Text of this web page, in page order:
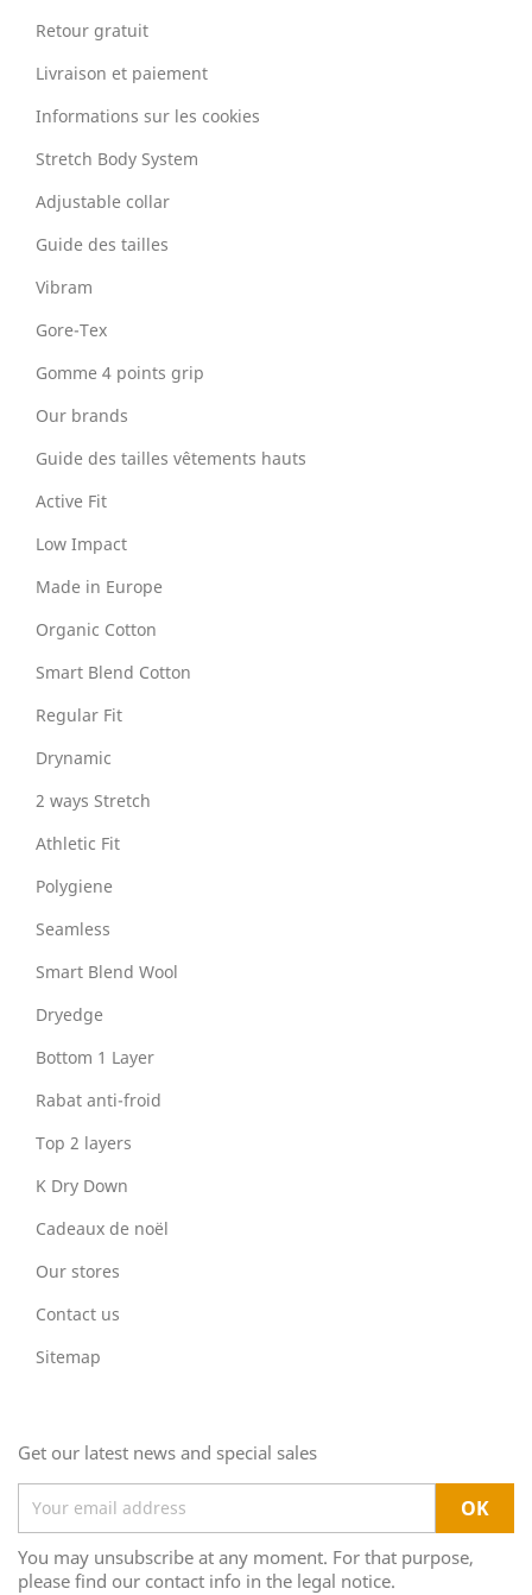
Retour gratuit
Livraison et paiement
Informations sur les cookies
Stretch Body System
Adjustable collar
Guide des tailles
Vibram
Gore-Tex
Gomme 4 points grip
Our brands
Guide des tailles vêtements hauts
Active Fit
Low Impact
Made in Europe
Organic Cotton
Smart Blend Cotton
Regular Fit
Drynamic
2 ways Stretch
Athletic Fit
Polygiene
Seamless
Smart Blend Wool
Dryedge
Bottom 1 Layer
Rabat anti-froid
Top 2 layers
K Dry Down
Cadeaux de noël
Our stores
Contact us
Sitemap
Get our latest news and special sales
You may unsubscribe at any moment. For that purpose,
please find our contact info in the legal notice.